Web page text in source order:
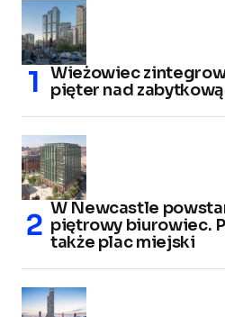
Wieżowiec
pięter nad
W Newcastle
piętrowy biurowiec.
także plac miejski